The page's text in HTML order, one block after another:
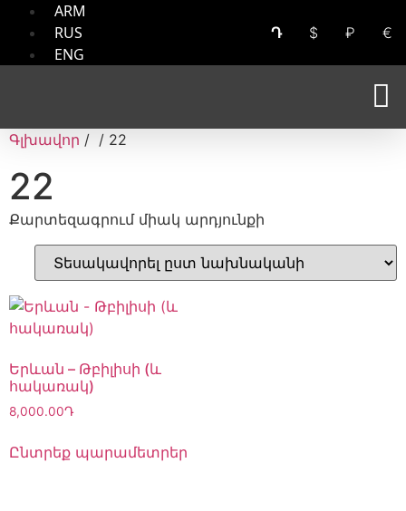
ARM
RUS
ENG
Դ $ ₽ €
Գլխավոր / / 22
22
Քարտեզագրում միակ արդյունքի
Երևան – Թբիլիսի (և
հակառակ)
8,000.00Դ
Ընտրեք պարամետրեր